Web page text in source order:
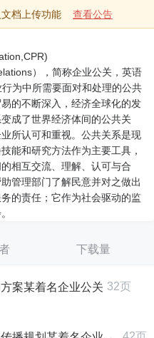
档上传功能 查看公告
），简称企业公关，英语
为中所需要面对和处理的公共
的不断深入，经济全球化的发
成了世界经济体间的公共关
所认可和重视。公共关系是现
能和研究方法作为主要工具，
相互交流、理解、认可与合
管理部门了解民意并对之做出
的责任；它作为社会驱动的监
下载量
案某着名企业公关 32页